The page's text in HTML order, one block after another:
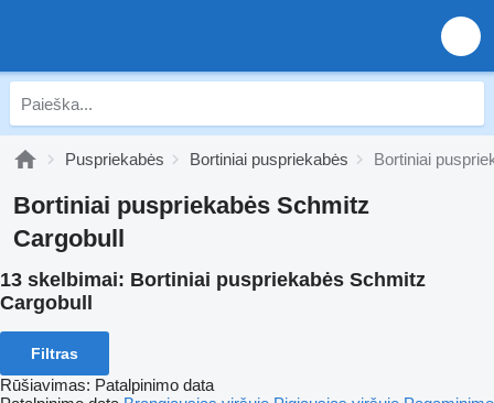
Puspriekabės Bortiniai puspriekabės Bortiniai
Bortiniai puspriekabės Schmitz
Cargobull
13 skelbimai: Bortiniai puspriekabės Schmitz
Cargobull
Filtras
Rūšiavimas: Patalpinimo data